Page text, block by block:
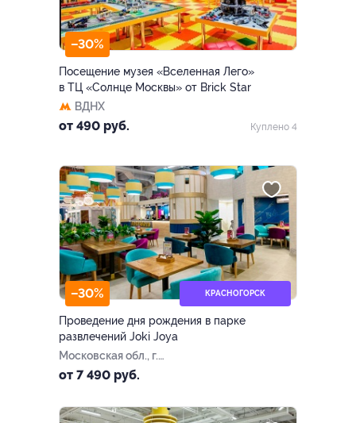
–30%
Посещение музея «Вселенная Лего»
в ТЦ «Солнце Москвы» от Brick Star
ВДНХ
от 490 руб. Куплено 4
–30% КРАСНОГОРСК
Проведение дня рождения в парке
развлечений Joki Joya
Московская обл., г.
Красногорск,
от 7 490 руб.